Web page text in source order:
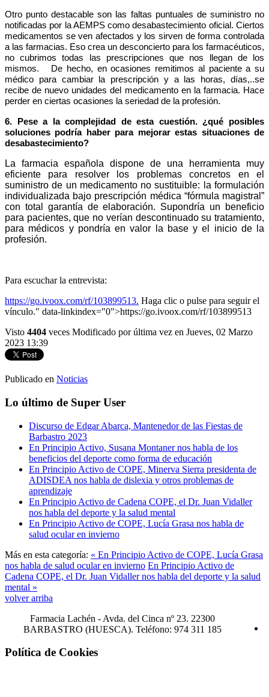
Otro punto destacable son las faltas puntuales de suministro no
notificadas por la AEMPS como desabastecimiento oficial. Ciertos
medicamentos se ven afectados y los sirven de forma controlada
a las farmacias. Eso crea un desconcierto para los farmacéuticos,
no cubrimos todas las prescripciones que nos llegan de los
mismos. De hecho, en ocasiones remitimos al paciente a su
médico para cambiar la prescripción y a las horas, días,..se
recibe de nuevo unidades del medicamento en la farmacia. Hace
perder en ciertas ocasiones la seriedad de la profesión.
6. Pese a la complejidad de esta cuestión. ¿qué posibles
soluciones podría haber para mejorar estas situaciones de
desabastecimiento?
La farmacia española dispone de una herramienta muy
eficiente para resolver los problemas concretos en el
suministro de un medicamento no sustituible: la formulación
individualizada bajo prescripción médica “fórmula magistral”
con total garantía de elaboración. Supondría un beneficio
para pacientes, que no verían descontinuado su tratamiento,
para médicos y pondría en valor la base y el inicio de la
profesión.
Para escuchar la entrevista:
https://go.ivoox.com/rf/103899513. Haga clic o pulse para seguir el
vínculo." data-linkindex="0">https://go.ivoox.com/rf/103899513
Visto 4404 veces Modificado por última vez en Jueves, 02 Marzo
2023 13:39
Publicado en Noticias
Lo último de Super User
Discurso de Edgar Abarca, Mantenedor de las Fiestas de
Barbastro 2023
En Principio Activo, Susana Montaner nos habla de los
beneficios del deporte como forma de educación
En Principio Activo de COPE, Minerva Sierra presidenta de
ADISDEA nos habla de dislexia y otros problemas de
aprendizaje
En Principio Activo de Cadena COPE, el Dr. Juan Vidaller
nos habla del deporte y la salud mental
En Principio Activo de COPE, Lucía Grasa nos habla de
salud ocular en invierno
Más en esta categoría: « En Principio Activo de COPE, Lucía Grasa
nos habla de salud ocular en invierno En Principio Activo de
Cadena COPE, el Dr. Juan Vidaller nos habla del deporte y la salud
mental »
volver arriba
Farmacia Lachén - Avda. del Cinca nº 23. 22300
BARBASTRO (HUESCA). Teléfono: 974 311 185
Política de Cookies